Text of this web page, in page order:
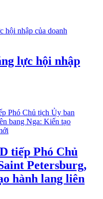
lực hội nhập
tiếp Phó Chủ
Petersburg,
hành lang liên